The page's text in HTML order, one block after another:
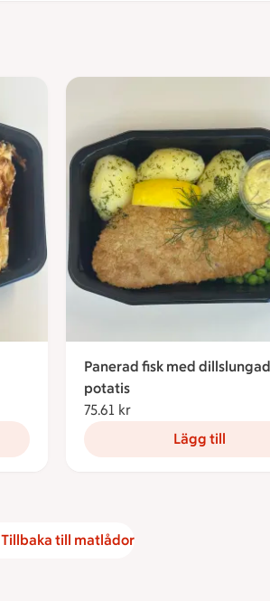
Panerad fisk med dillslungad
potatis
75.61 kr
Lägg till
Tillbaka till matlådor